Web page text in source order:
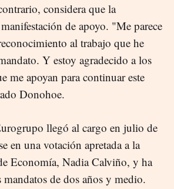
considera que la
de apoyo. "Me parece
al trabajo que he
Y estoy agradecido a los
me apoyan para continuar este
Donohoe.
llegó al cargo en julio de
en una votación apretada a la
Economía, Nadia Calviño, y ha
mandatos de dos años y medio.